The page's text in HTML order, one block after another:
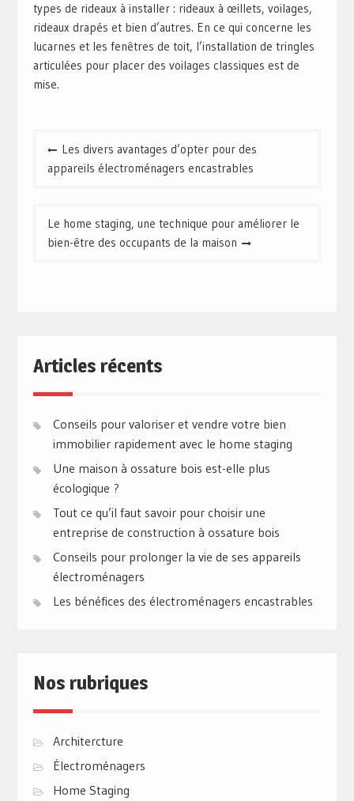
types de rideaux à installer : rideaux à œillets, voilages,
rideaux drapés et bien d’autres. En ce qui concerne les
lucarnes et les fenêtres de toit, l’installation de tringles
articulées pour placer des voilages classiques est de
mise.
Navigation
de
Les divers avantages d’opter pour des
appareils électroménagers encastrables
Le home staging, une technique pour améliorer le
bien-être des occupants de la maison
Articles récents
Conseils pour valoriser et vendre votre bien
immobilier rapidement avec le home staging
Une maison à ossature bois est-elle plus
écologique ?
Tout ce qu’il faut savoir pour choisir une
entreprise de construction à ossature bois
Conseils pour prolonger la vie de ses appareils
électroménagers
Les bénéfices des électroménagers encastrables
Nos rubriques
Architercture
Électroménagers
Home Staging